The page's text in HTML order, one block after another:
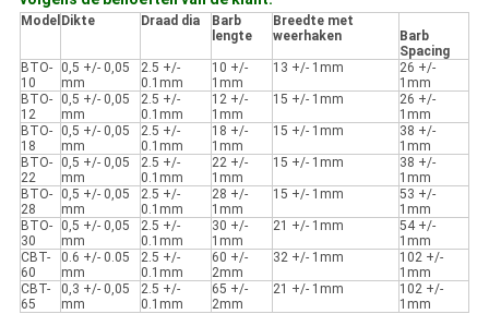
Model Dikte Draad dia
Barb
lengte
Breedte met
weerhaken
Barb
Spacing
BTO-
10
0,5 +/- 0,05
mm
2.5 +/-
0.1mm
10 +/-
1mm
13 +/- 1mm
26 +/-
1mm
BTO-
12
0,5 +/- 0,05
mm
2.5 +/-
0.1mm
12 +/-
1mm
15 +/- 1mm
26 +/-
1mm
BTO-
18
0,5 +/- 0,05
mm
2.5 +/-
0.1mm
18 +/-
1mm
15 +/- 1mm
38 +/-
1mm
BTO-
22
0,5 +/- 0,05
mm
2.5 +/-
0.1mm
22 +/-
1mm
15 +/- 1mm
38 +/-
1mm
BTO-
28
0,5 +/- 0,05
mm
2.5 +/-
0.1mm
28 +/-
1mm
15 +/- 1mm
53 +/-
1mm
BTO-
30
0,5 +/- 0,05
mm
2.5 +/-
0.1mm
30 +/-
1mm
21 +/- 1mm
54 +/-
1mm
CBT-
60
0.6 +/- 0.05
mm
2.5 +/-
0.1mm
60 +/-
2mm
32 +/- 1mm
102 +/-
1mm
CBT-
65
0,3 +/- 0,05
mm
2.5 +/-
0.1mm
65 +/-
2mm
21 +/- 1mm
102 +/-
1mm